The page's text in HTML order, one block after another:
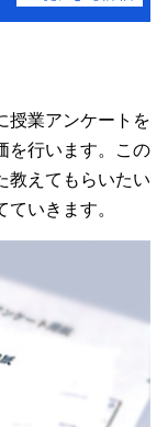
授業アンケートを
を行います。この
教えてもらいたい
いきます。